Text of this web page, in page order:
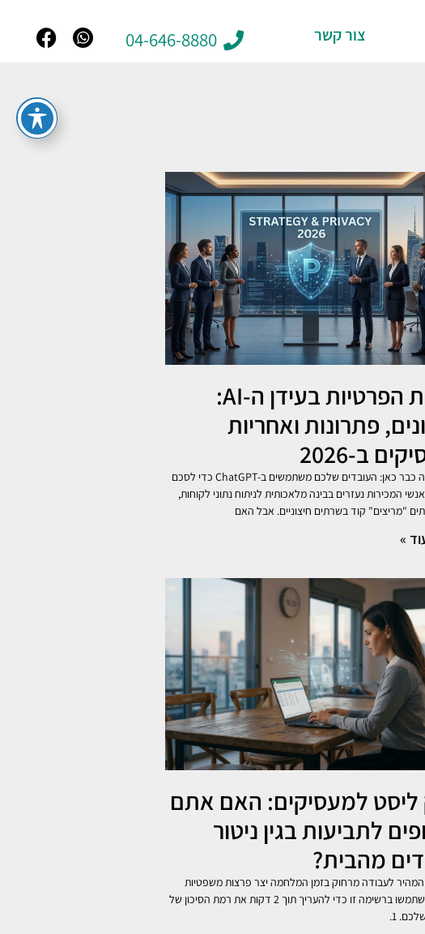
צור קשר 04-646-8880
הגנת הפרטיות בעידן ה-AI:
פתרונות ואחריות
ב-2026
המהפכה כבר כאן: העובדים שלכם משתמשים ב-ChatGPT כדי לסכם
המכירות נעזרים בבינה מלאכותית לניתוח נתוני לקוחות,
"מריצים" קוד בשרתים חיצוניים. אבל האם
»
למעסיקים: האם אתם
לתביעות בגין ניטור
מהבית?
לעבודה מרחוק בזמן המלחמה יצר פרצות משפטיות
רבות. השתמשו ברשימה זו כדי להעריך תוך 2 דקות את רמת הסיכון של
1.